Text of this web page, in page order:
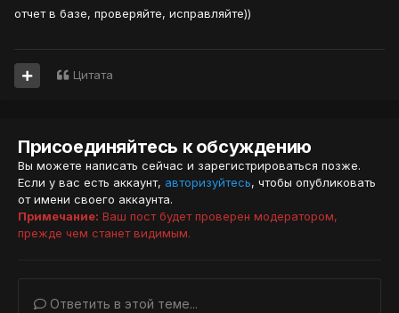
отчет в базе, проверяйте, исправляйте))
Цитата
Присоединяйтесь к обсуждению
Вы можете написать сейчас и зарегистрироваться позже.
Если у вас есть аккаунт, авторизуйтесь, чтобы опубликовать
от имени своего аккаунта.
Примечание: Ваш пост будет проверен модератором,
прежде чем станет видимым.
Ответить в этой теме...